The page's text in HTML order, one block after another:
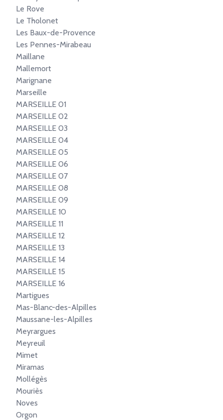
Le Rove
Le Tholonet
Les Baux-de-Provence
Les Pennes-Mirabeau
Maillane
Mallemort
Marignane
Marseille
MARSEILLE 01
MARSEILLE 02
MARSEILLE 03
MARSEILLE 04
MARSEILLE 05
MARSEILLE 06
MARSEILLE 07
MARSEILLE 08
MARSEILLE 09
MARSEILLE 10
MARSEILLE 11
MARSEILLE 12
MARSEILLE 13
MARSEILLE 14
MARSEILLE 15
MARSEILLE 16
Martigues
Mas-Blanc-des-Alpilles
Maussane-les-Alpilles
Meyrargues
Meyreuil
Mimet
Miramas
Mollégès
Mouriès
Noves
Orgon